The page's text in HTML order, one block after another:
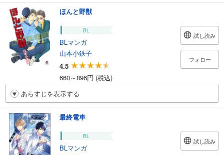
ほんと野獣
BL
BLマンガ
山本小鉄子
4.5
660～896円 (税込)
試し読み
フォロー
あらすじを表示する
最終電車
BL
BLマンガ
試し読み